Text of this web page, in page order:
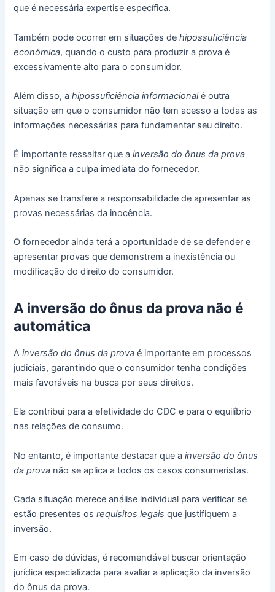
que é necessária expertise específica.
Também pode ocorrer em situações de hipossuficiência
econômica, quando o custo para produzir a prova é
excessivamente alto para o consumidor.
Além disso, ahipossuficiência informacionalé outra
situação em que o consumidor não tem acesso a todas as
informações necessárias para fundamentar seu direito.
É importante ressaltar que ainversão do ônus da prova
não significa a culpa imediata do fornecedor.
Apenas se transfere a responsabilidade de apresentar as
provas necessárias da inocência.
O fornecedor ainda terá a oportunidade de se defender e
apresentar provas que demonstrem a inexistência ou
modificação do direito do consumidor.
A inversão do ônus da prova não é
automática
Ainversão do ônus da prova é importante em processos
judiciais, garantindo que o consumidor tenha condições
mais favoráveis na busca por seus direitos.
Ela contribui para a efetividade do CDC e para o equilíbrio
nas relações de consumo.
No entanto, é importante destacar que a inversão do ônus
da prova não se aplica a todos os casos consumeristas.
Cada situação merece análise individual para verificar se
estão presentes osrequisitos legais que justifiquem a
inversão.
Em caso de dúvidas, é recomendável buscar orientação
jurídica especializada para avaliar a aplicação da inversão
do ônus da prova.